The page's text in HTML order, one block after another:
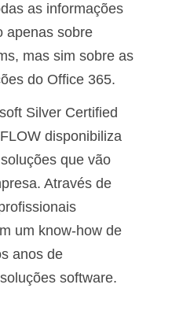
as informações
apenas sobre
mas sim sobre as
do Office 365.
Silver Certified
disponibiliza
que vão
Através de
um know-how de
anos de
software.